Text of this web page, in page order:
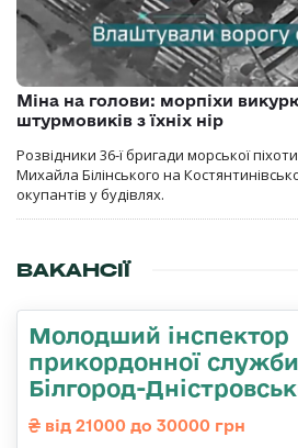
Міна на голови: морпіхи
штурмовиків з їхніх нір
Розвідники 36-ї бригади морської
Михайла Білінського на
окупантів у будівлях.
ВАКАНСІЇ
Молодший інспектор
прикордонної
Білгород-
від 21000 до 30000 грн